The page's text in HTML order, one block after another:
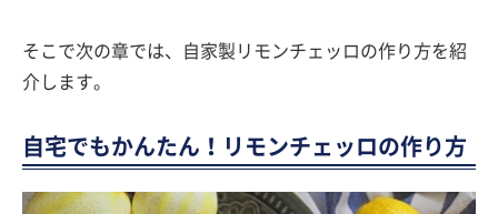
そこで次の章では、自家製リモンチェッロの作り方を紹
介します。
自宅でもかんたん！リモンチェッロの作り方